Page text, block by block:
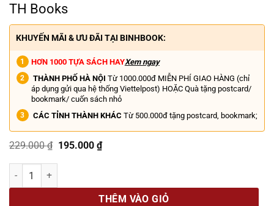
TH Books
KHUYẾN MÃI & ƯU ĐÃI TẠI BINHBOOK:
HƠN 1000 TỰA SÁCH HAYXem ngay
THÀNH PHỐ HÀ NỘI Từ 1000.000đ MIỄN PHÍ GIAO HÀNG (chỉ
áp dụng gửi qua hệ thống Viettelpost) HOẶC Quà tặng postcard/
bookmark/ cuốn sách nhỏ
CÁC TỈNH THÀNH KHÁC Từ 500.000đ tặng postcard, bookmark;
229.000₫ Giá
là:
195.000 ₫Giá
Pep Guardiola - Một Cách Thắng Khác - TH Books số lượng
THÊM VÀO GIỎ